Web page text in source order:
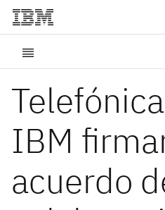
IBM
acuerdo